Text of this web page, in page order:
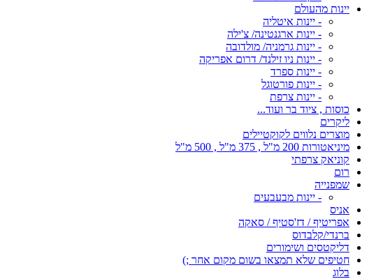
יינות מהעולם
- יינות איטליה
- יינות ארגנטינה/ צ'ילה
- יינות גרמניה/ מולדובה
- יינות ניו זילנד/ דרום אפריקה
- יינות ספרד
- יינות פורטוגל
- יינות צרפת
כוסות , ציוד בר ועוד...
ליקרים
מוצרים נלווים לקוקטיילים
מיניאטורות 200 מ"ל , 375 מ"ל , 500 מ"ל
קוניאק צרפתי
רום
שמפנייה
- יינות מבעבעים
אניס
אפריטיף / דז'סטיף / סאקה
ברנדי/קלבדוס
דליקטסים ושימורים
חטיפים שלא תמצאו בשום מקום אחר ;)
בלוג